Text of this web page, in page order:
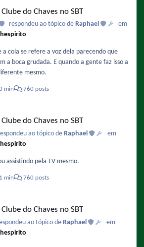
do Chaves no SBT
respondeu ao tópico de Raphael
em
a cola se refere a voz dela parecendo que
a boca grudada. E quando a gente faz isso a
mesmo.
min 760 posts
do Chaves no SBT
ao tópico de Raphael
em
assistindo pela TV mesmo.
min 760 posts
do Chaves no SBT
ao tópico de Raphael
em